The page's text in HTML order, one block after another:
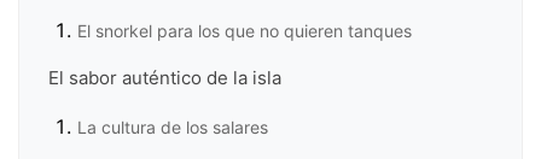
El snorkel para los que no quieren tanques
El sabor auténtico de la isla
La cultura de los salares